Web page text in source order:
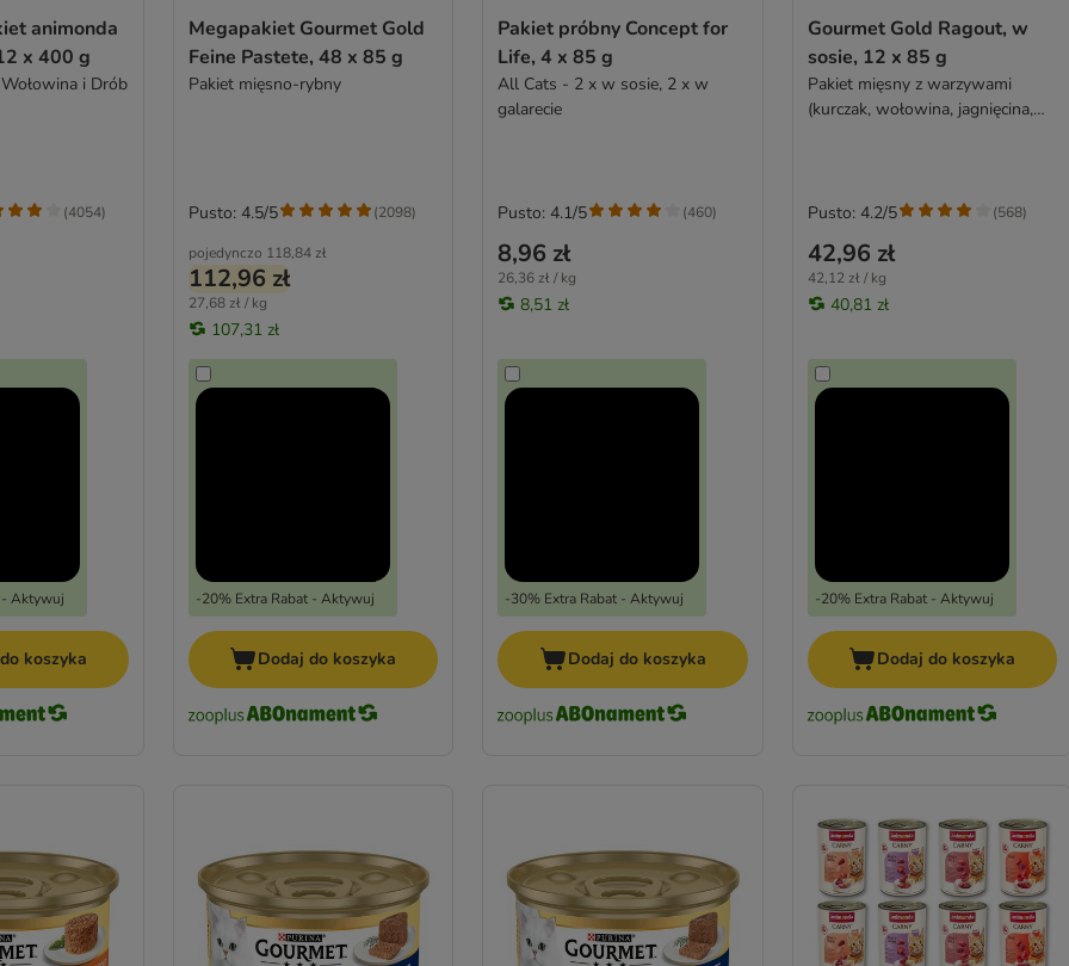
animonda
x 400 g
i Drób
- Aktywuj
(4054)
koszyka
Megapakiet Gourmet Gold
Feine Pastete, 48 x 85 g
Pakiet mięsno-rybny
pojedynczo 118,84 zł
112,96 zł
27,68 zł / kg
107,31 zł
-20% Extra Rabat - Aktywuj
Pusto: 4.5/5 (2098)
Dodaj do koszyka
Pakiet próbny Concept for
Life, 4 x 85 g
All Cats - 2 x w sosie, 2 x w
galarecie
8,96 zł
26,36 zł / kg
8,51 zł
-30% Extra Rabat - Aktywuj
Pusto: 4.1/5 (460)
Dodaj do koszyka
Gourmet Gold Ragout, w
sosie, 12 x 85 g
Pakiet mięsny z warzywami
(kurczak, wołowina, jagnięcina,
42,96 zł
42,12 zł / kg
40,81 zł
-20% Extra Rabat - Aktywuj
Pusto: 4.2/5 (568)
Dodaj do koszyka